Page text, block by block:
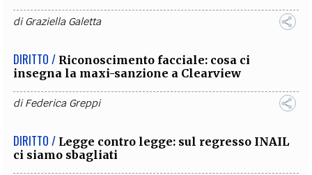
diGraziella Galetta
DIRITTO / Riconoscimento facciale: cosa ci
insegna la maxi-sanzione a Clearview
diFederica Greppi
DIRITTO / Legge contro legge: sul regresso INAIL
ci siamo sbagliati